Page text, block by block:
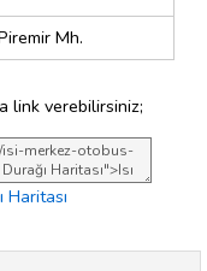
Mh.
link verebilirsiniz;
Haritası